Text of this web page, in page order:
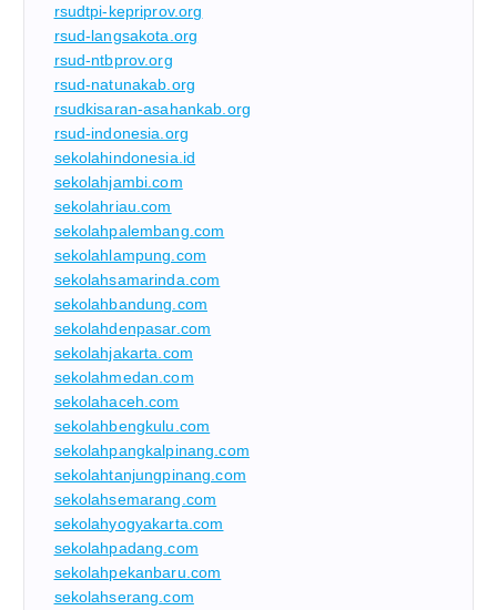
rsudtpi-kepriprov.org
rsud-langsakota.org
rsud-ntbprov.org
rsud-natunakab.org
rsudkisaran-asahankab.org
rsud-indonesia.org
sekolahindonesia.id
sekolahjambi.com
sekolahriau.com
sekolahpalembang.com
sekolahlampung.com
sekolahsamarinda.com
sekolahbandung.com
sekolahdenpasar.com
sekolahjakarta.com
sekolahmedan.com
sekolahaceh.com
sekolahbengkulu.com
sekolahpangkalpinang.com
sekolahtanjungpinang.com
sekolahsemarang.com
sekolahyogyakarta.com
sekolahpadang.com
sekolahpekanbaru.com
sekolahserang.com